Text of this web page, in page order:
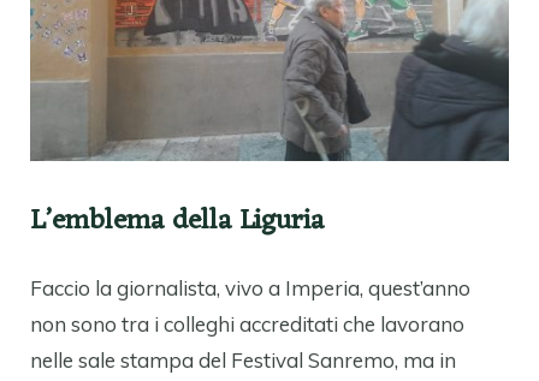
L’emblema della Liguria
Faccio la giornalista, vivo a Imperia, quest’anno
non sono tra i colleghi accreditati che lavorano
nelle sale stampa del Festival Sanremo, ma in